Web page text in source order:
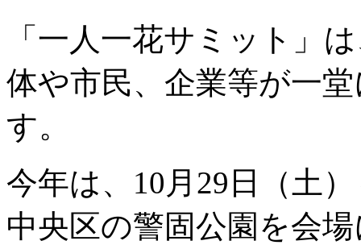
「一人一花サミット」
体や市民、企業等が一
す。
今年は、10月29日（土
中央区の警固公園を会